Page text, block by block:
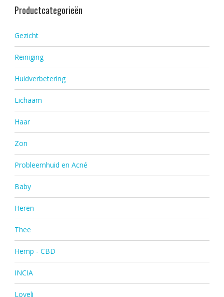
Productcategorieën
Gezicht
Reiniging
Huidverbetering
Lichaam
Haar
Zon
Probleemhuid en Acné
Baby
Heren
Thee
Hemp - CBD
INCIA
Loveli